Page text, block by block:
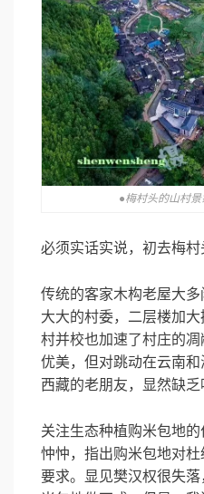
●梅村头的山村
必须实话实说，初去梅村
传统的客家木构老屋大
大大的村委，二层楼加
村并校也加速了村庄的
优美，但对跳动在云南
西藏的老朋友，显然缺乏
关注生态种植购米包地
忡忡，指出购米包地对
要求。显见樊汉权很失